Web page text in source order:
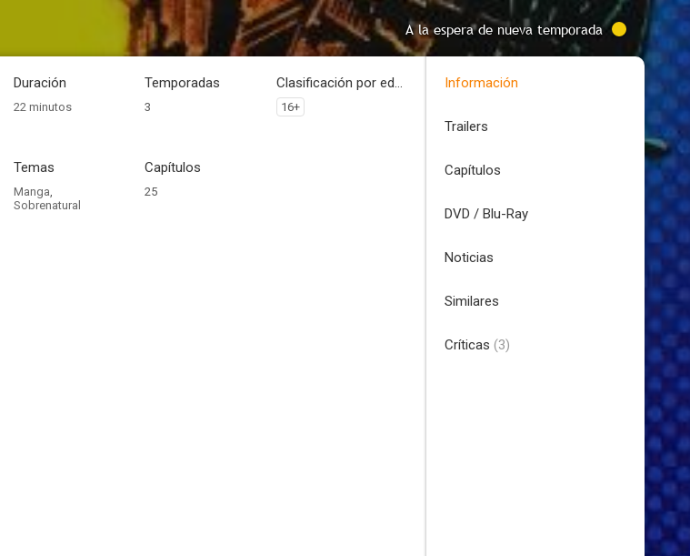
A la espera de nueva temporada
Duración
22 minutos
Temporadas
3
Clasificación por edades
16+
Temas
Manga,
Sobrenatural
Capítulos
25
Información
Trailers
Capítulos
DVD / Blu-Ray
Noticias
Similares
Críticas (3)